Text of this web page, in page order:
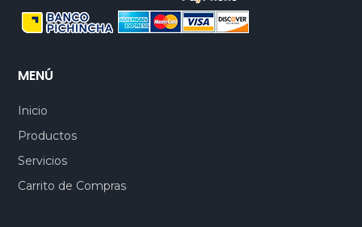
MENÚ
Inicio
Productos
Servicios
Carrito de Compras